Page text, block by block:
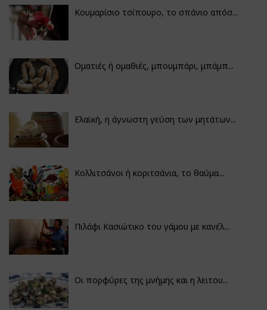
Κουμαρίσιο τσίπουρο, το σπάνιο απόσ...
Οματιές ή ομαθιές, μπουμπάρι, μπάμπ...
Ελαϊκή, η άγνωστη γεύση των μητάτων...
Κολλιτσάνοι ή κοριτσάνια, το θαύμα...
Πιλάφι Κασιώτικο του γάμου με κανέλ...
Οι πορφύρες της μνήμης και η λειτου...